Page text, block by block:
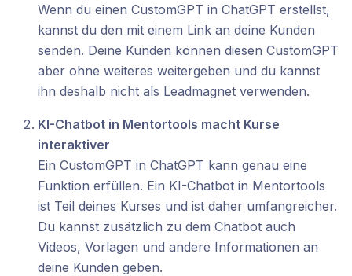
Wenn du einen CustomGPT in ChatGPT erstellst,
kannst du den mit einem Link an deine Kunden
senden. Deine Kunden können diesen CustomGPT
aber ohne weiteres weitergeben und du kannst
ihn deshalb nicht als Leadmagnet verwenden.
KI-Chatbot in Mentortools macht Kurse
interaktiver
Ein CustomGPT in ChatGPT kann genau eine
Funktion erfüllen. Ein KI-Chatbot in Mentortools
ist Teil deines Kurses und ist daher umfangreicher.
Du kannst zusätzlich zu dem Chatbot auch
Videos, Vorlagen und andere Informationen an
deine Kunden geben.